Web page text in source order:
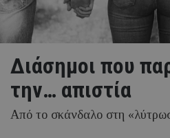
Διάσημοι που
την… απιστία
Από το σκάνδαλο στη